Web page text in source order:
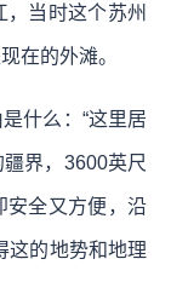
当时这个苏州
在的外滩。
什么：“这里居
界，3600英尺
安全又方便，沿
这的地势和地理